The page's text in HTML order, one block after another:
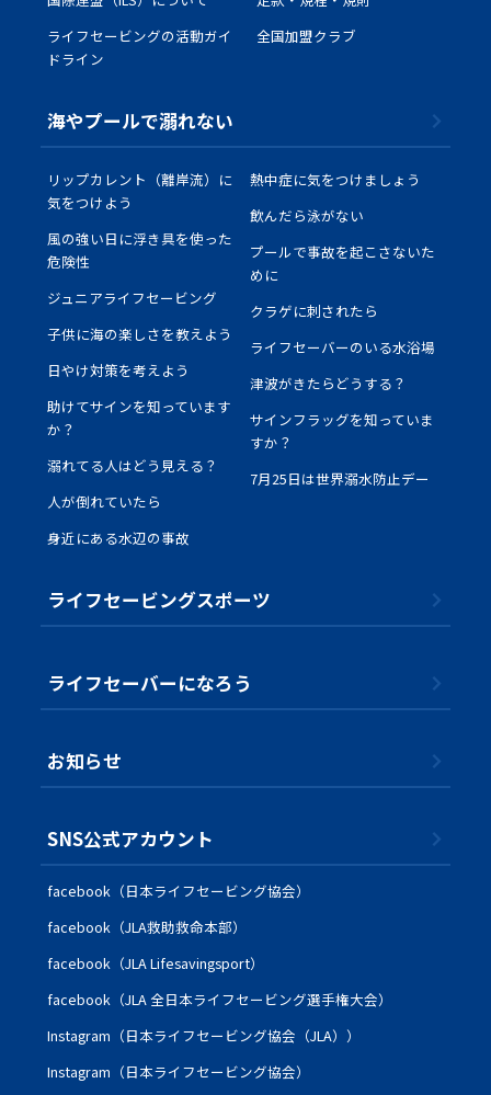
ライフセービングの活動ガイ
ドライン
全国加盟クラブ
海やプールで溺れない
リップカレント（離岸流）に
気をつけよう
風の強い日に浮き具を使った
危険性
ジュニアライフセービング
子供に海の楽しさを教えよう
日やけ対策を考えよう
助けてサインを知っています
か？
溺れてる人はどう見える？
人が倒れていたら
身近にある水辺の事故
熱中症に気をつけましょう
飲んだら泳がない
プールで事故を起こさないた
めに
クラゲに刺されたら
ライフセーバーのいる水浴場
津波がきたらどうする？
サインフラッグを知っていま
すか？
7月25日は世界溺水防止デー
ライフセービングスポーツ
ライフセーバーになろう
お知らせ
SNS公式アカウント
facebook（日本ライフセービング協会）
facebook（JLA救助救命本部）
facebook（JLA Lifesavingsport）
facebook（JLA 全日本ライフセービング選手権大会）
Instagram（日本ライフセービング協会（JLA））
Instagram（日本ライフセービング協会）